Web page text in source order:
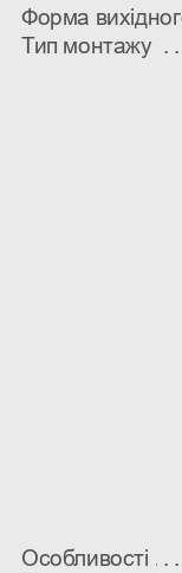
Форма
Тип монтажу
Особливості